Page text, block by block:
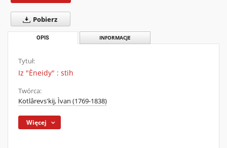
Pobierz
OPIS INFORMACJE
Tytuł:
Iz "Èneidy" : stih
Twórca:
Kotlârevs'kij, Ìvan (1769-1838)
Więcej